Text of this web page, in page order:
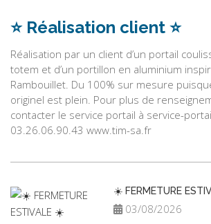
⭐ Réalisation client ⭐
Réalisation par un client d’un portail
totem et d’un portillon en aluminium
Rambouillet. Du 100% sur mesure
originel est plein. Pour plus de
contacter le service portail à service-
03.26.06.90.43 www.tim-sa.fr
☀️ FERMETURE
03/08/2026